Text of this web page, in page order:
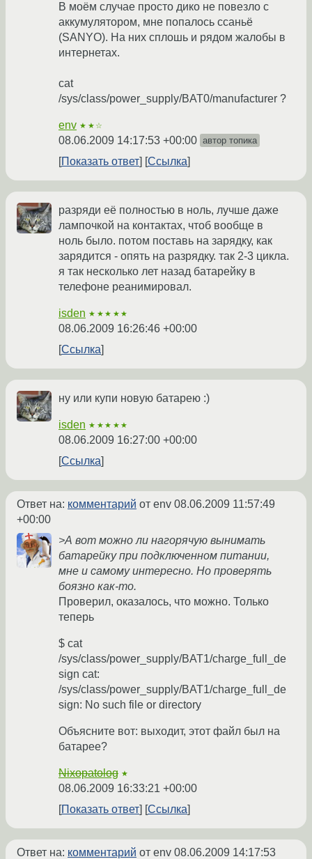
В моём случае просто дико не повезло с
аккумулятором, мне попалось ссаньё
(SANYO). На них сплошь и рядом жалобы в
интернетах.
cat
/sys/class/power_supply/BAT0/manufacturer ?
env ★★☆
08.06.2009 14:17:53 +00:00 автор топика
Показать ответ Ссылка
разряди её полностью в ноль, лучше даже
лампочкой на контактах, чтоб вообще в
ноль было. потом поставь на зарядку, как
зарядится - опять на разрядку. так 2-3 цикла.
я так несколько лет назад батарейку в
телефоне реанимировал.
isden ★★★★★
08.06.2009 16:26:46 +00:00
Ссылка
ну или купи новую батарею :)
isden ★★★★★
08.06.2009 16:27:00 +00:00
Ссылка
Ответ на: комментарий от env 08.06.2009 11:57:49
+00:00
>А вот можно ли нагорячую вынимать
батарейку при подключенном питании,
мне и самому интересно. Но проверять
боязно как-то.
Проверил, оказалось, что можно. Только
теперь
$ cat
/sys/class/power_supply/BAT1/charge_full_de
sign cat:
/sys/class/power_supply/BAT1/charge_full_de
sign: No such file or directory
Объясните вот: выходит, этот файл был на
батарее?
Nixopatolog ★
08.06.2009 16:33:21 +00:00
Показать ответ
Ссылка
Ответ на: комментарий от env 08.06.2009 14:17:53